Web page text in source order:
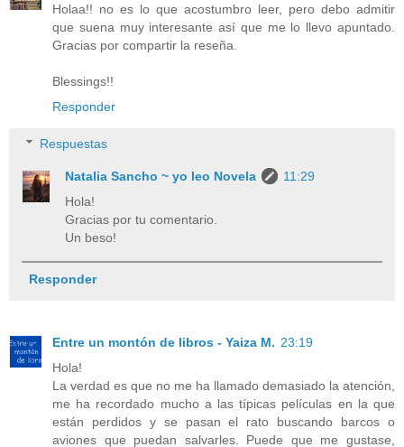
Holaa!! no es lo que acostumbro leer, pero debo admitir
que suena muy interesante así que me lo llevo apuntado.
Gracias por compartir la reseña.
Blessings!!
Responder
Respuestas
Natalia Sancho ~ yo leo Novela
11:29
Hola!
Gracias por tu comentario.
Un beso!
Responder
Entre un montón de libros - Yaiza M. 23:19
Hola!
La verdad es que no me ha llamado demasiado la atención,
me ha recordado mucho a las típicas películas en la que
están perdidos y se pasan el rato buscando barcos o
aviones que puedan salvarles. Puede que me gustase,